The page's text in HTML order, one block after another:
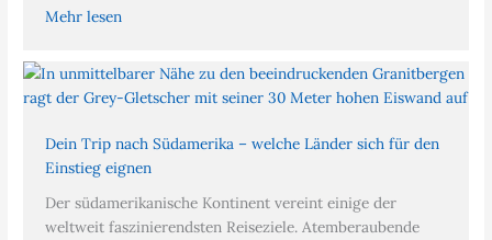
Mehr lesen
Dein Trip nach Südamerika – welche Länder sich für den
Einstieg eignen
Der südamerikanische Kontinent vereint einige der
weltweit faszinierendsten Reiseziele. Atemberaubende